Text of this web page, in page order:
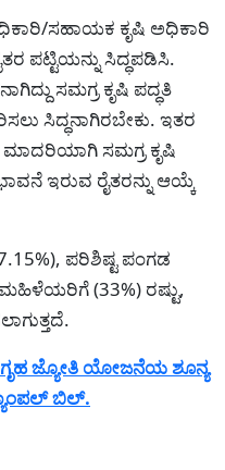
ಸಹಾಯಕ ಕೃಷಿ ಅಧಿಕಾರಿ
ಪಟ್ಟಿಯನ್ನು ಸಿದ್ಧಪಡಿಸಿ.
ಸಮಗ್ರ ಕೃಷಿ ಪದ್ಧತಿ
ಸಿದ್ಧನಾಗಿರಬೇಕು. ಇತರ
ಮಾದರಿಯಾಗಿ ಸಮಗ್ರ ಕೃಷಿ
ಇರುವ ರೈತರನ್ನು ಆಯ್ಕೆ
ಪರಿಶಿಷ್ಟ ಪಂಗಡ
(33%) ರಷ್ಟು,
ಜ್ಯೋತಿ ಯೋಜನೆಯ ಶೂನ್ಯ
ಬಿಲ್.